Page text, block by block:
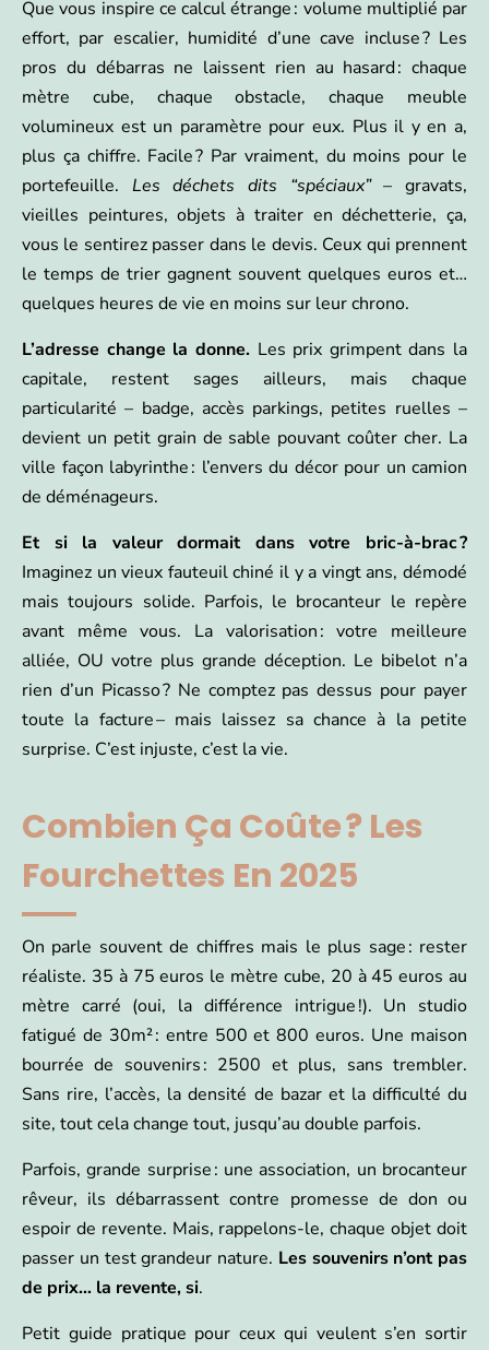
Que vous inspire ce calcul étrange : volume multiplié par
effort, par escalier, humidité d’une cave incluse ? Les
pros du débarras ne laissent rien au hasard : chaque
mètre cube, chaque obstacle, chaque meuble
volumineux est un paramètre pour eux. Plus il y en a,
plus ça chiffre. Facile ? Par vraiment, du moins pour le
portefeuille. Les déchets dits “spéciaux”– gravats,
vieilles peintures, objets à traiter en déchetterie, ça,
vous le sentirez passer dans le devis. Ceux qui prennent
le temps de trier gagnent souvent quelques euros et…
quelques heures de vie en moins sur leur chrono.
L’adresse change la donne.Les prix grimpent dans la
capitale, restent sages ailleurs, mais chaque
particularité – badge, accès parkings, petites ruelles –
devient un petit grain de sable pouvant coûter cher. La
ville façon labyrinthe : l’envers du décor pour un camion
de déménageurs.
Et si la valeur dormait dans votre bric-à-brac ?
Imaginez un vieux fauteuil chiné il y a vingt ans, démodé
mais toujours solide. Parfois, le brocanteur le repère
avant même vous. La valorisation : votre meilleure
alliée, OU votre plus grande déception. Le bibelot n’a
rien d’un Picasso ? Ne comptez pas dessus pour payer
toute la facture – mais laissez sa chance à la petite
surprise. C’est injuste, c’est la vie.
Combien Ça Coûte ? Les
Fourchettes En 2025
On parle souvent de chiffres mais le plus sage : rester
réaliste. 35 à 75 euros le mètre cube, 20 à 45 euros au
mètre carré (oui, la différence intrigue !). Un studio
fatigué de 30m² : entre 500 et 800 euros. Une maison
bourrée de souvenirs : 2500 et plus, sans trembler.
Sans rire, l’accès, la densité de bazar et la difficulté du
site, tout cela change tout, jusqu’au double parfois.
Parfois, grande surprise : une association, un brocanteur
rêveur, ils débarrassent contre promesse de don ou
espoir de revente. Mais, rappelons-le, chaque objet doit
passer un test grandeur nature. Les souvenirs n’ont pas
de prix… la revente, si.
Petit guide pratique pour ceux qui veulent s’en sortir